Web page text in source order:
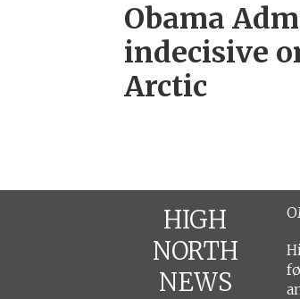
Obama
indecisive
Arctic
HIGH
NORTH
NEWS